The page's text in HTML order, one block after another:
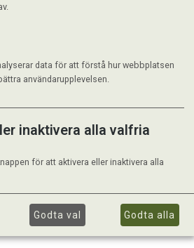
data för att förstå hur webbplatsen
användarupplevelsen.
inaktivera alla valfria
för att aktivera eller inaktivera alla
Godta val Godta alla